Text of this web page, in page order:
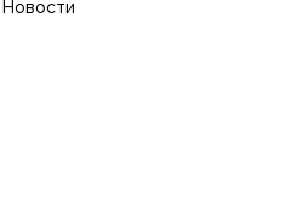
Новости